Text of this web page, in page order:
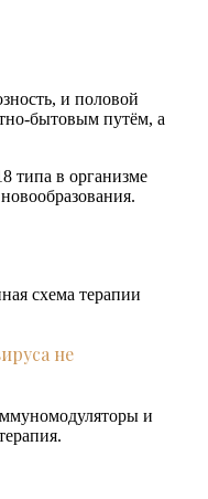
и половой
бытовым путём, а
типа в организме
схема терапии
не
и